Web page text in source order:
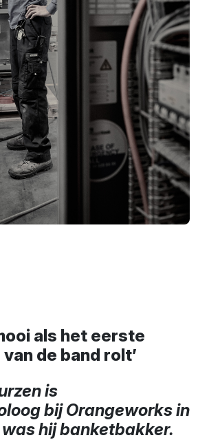
als het eerste
de band rolt’
is
bij Orangeworks in
hij banketbakker.